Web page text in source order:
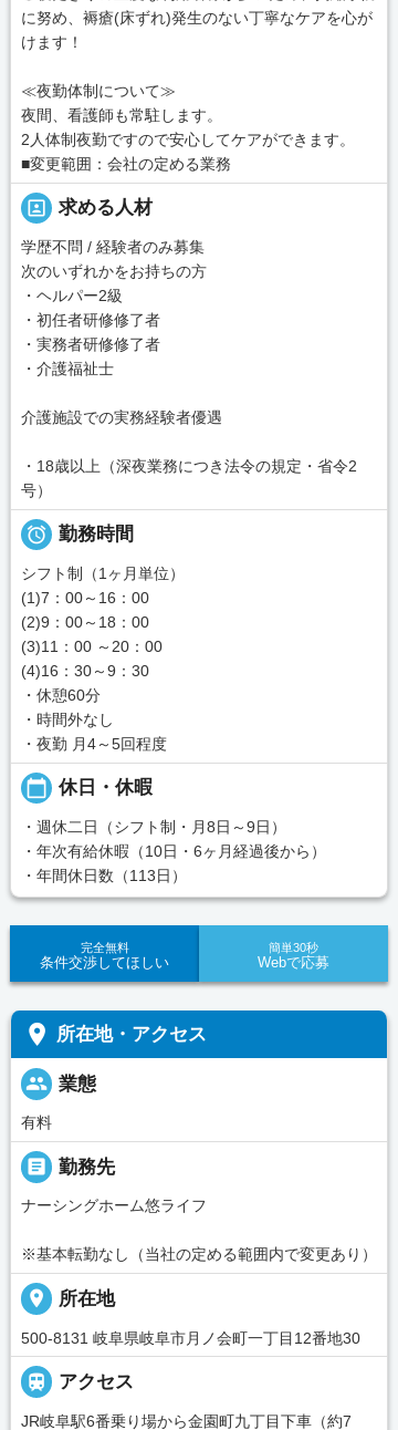
に努め、褥瘡(床ずれ)発生のない丁寧なケアを心が
けます！
≪夜勤体制について≫
夜間、看護師も常駐します。
2人体制夜勤ですので安心してケアができます。
■変更範囲：会社の定める業務
portrait 求める人材
学歴不問 / 経験者のみ募集
次のいずれかをお持ちの方
・ヘルパー2級
・初任者研修修了者
・実務者研修修了者
・介護福祉士
介護施設での実務経験者優遇
・18歳以上（深夜業務につき法令の規定・省令2
号）
 勤務時間
シフト制（1ヶ月単位）
(1)7：00～16：00
(2)9：00～18：00
(3)11：00 ～20：00
(4)16：30～9：30
・休憩60分
・時間外なし
・夜勤 月4～5回程度
calendar_today 休日・休暇
・週休二日（シフト制・月8日～9日）
・年次有給休暇（10日・6ヶ月経過後から）
・年間休日数（113日）
完全無料
条件交渉してほしい
簡単30秒
Webで応募
place 所在地・アクセス
people 業態
有料
_pin
勤務先
ナーシングホーム悠ライフ
※基本転勤なし（当社の定める範囲内で変更あり）
place 所在地
500-8131 岐阜県岐阜市月ノ会町一丁目12番地30
 アクセス
JR岐阜駅6番乗り場から金園町九丁目下車（約7